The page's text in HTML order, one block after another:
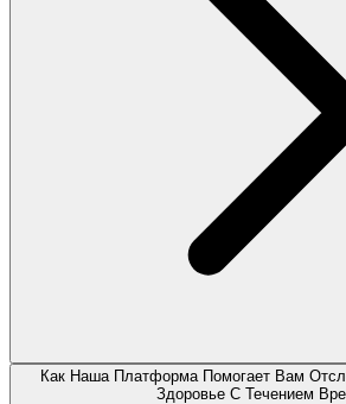
Как Наша Платформа Помогает Вам
Здоровье С Течением